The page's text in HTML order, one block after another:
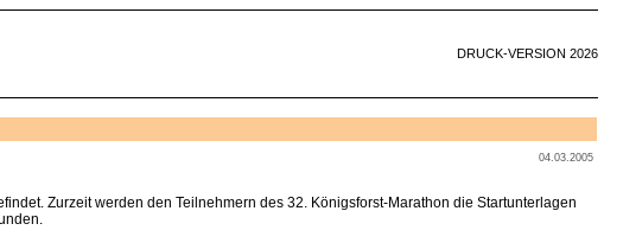
DRUCK-VERSION 2026
04.03.2005
Zurzeit werden den Teilnehmern des 32. Königsforst-Marathon die Startunterlagen